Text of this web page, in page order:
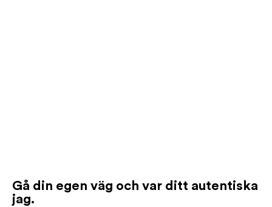
Gå din egen väg och var ditt autentiska
jag.